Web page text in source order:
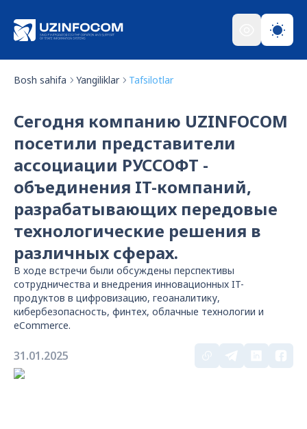
Bosh sahifa Yangiliklar Tafsilotlar
Сегодня компанию UZINFOCOM
посетили представители
ассоциации РУССОФТ -
объединения IT-компаний,
разрабатывающих передовые
технологические решения в
различных сферах.
В ходе встречи были обсуждены перспективы
сотрудничества и внедрения инновационных IT-
продуктов в цифровизацию, геоаналитику,
кибербезопасность, финтех, облачные технологии и
eCommerce.
31.01.2025